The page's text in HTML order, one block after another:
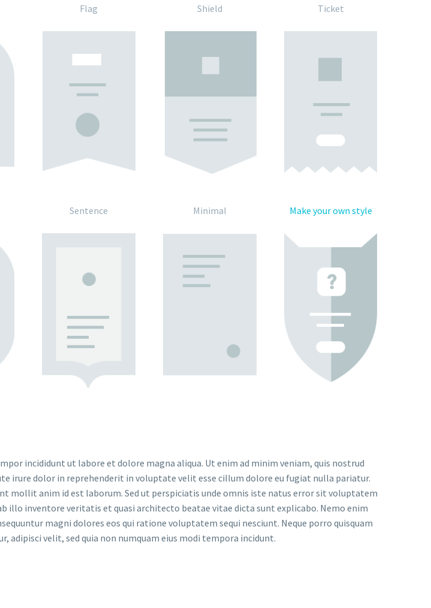
Flag Shield Ticket
Sentence Minimal Make your own style
incididunt ut labore et dolore magna aliqua. Ut enim ad minim veniam, quis nostrud
irure dolor in reprehenderit in voluptate velit esse cillum dolore eu fugiat nulla pariatur.
mollit anim id est laborum. Sed ut perspiciatis unde omnis iste natus error sit voluptatem
illo inventore veritatis et quasi architecto beatae vitae dicta sunt explicabo. Nemo enim
magni dolores eos qui ratione voluptatem sequi nesciunt. Neque porro quisquam
adipisci velit, sed quia non numquam eius modi tempora incidunt.